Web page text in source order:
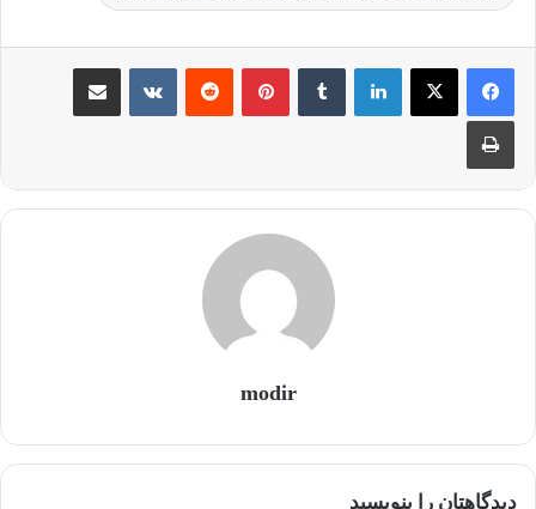
لینکدین ‫تامبلر ‫پین‌ترست‫رددیت ‫VKontakteاشتراک گذاری از طریق ایمیل
چاپ
modir
دیدگاهتان را بنویسید